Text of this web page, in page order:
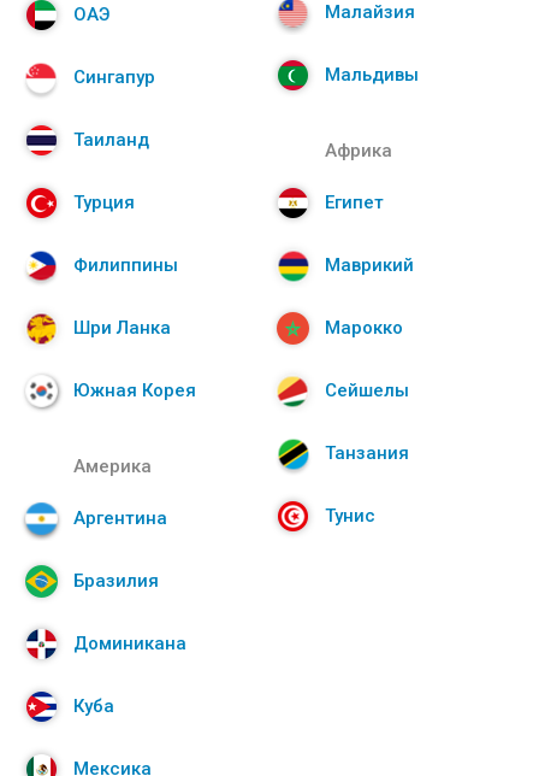
Малайзия
Мальдивы
ОАЭ
Сингапур
Таиланд
Турция
Филиппины
Шри Ланка
Южная Корея
Африка
Египет
Маврикий
Марокко
Сейшелы
Танзания
Тунис
Америка
Аргентина
Бразилия
Доминикана
Куба
Мексика